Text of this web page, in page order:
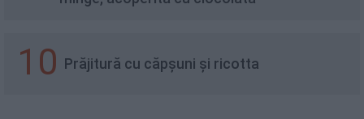
10 Prăjitură cu căpșuni și ricotta